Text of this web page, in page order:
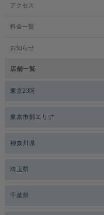
アクセス
料金一覧
お知らせ
店舗一覧
東京23区
メガロス白金台
メガロス田端
東京市部エリア
メガロス武蔵小金井
神奈川県
埼玉県
千葉県